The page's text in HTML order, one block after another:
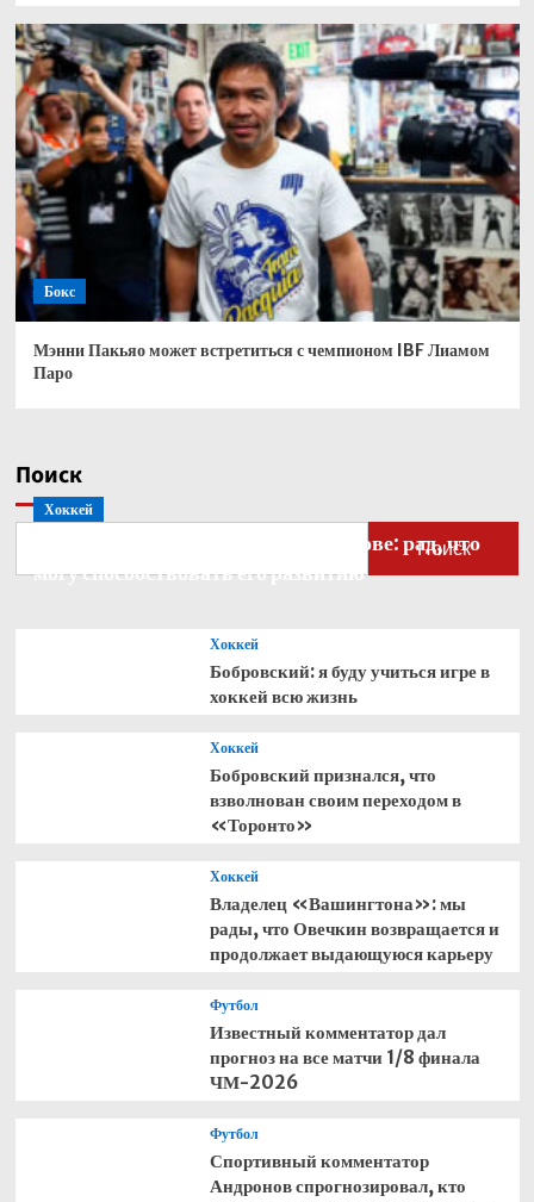
Бокс
Мэнни Пакьяо может встретиться с чемпионом IBF Лиамом
Паро
Поиск
Поиск
Хоккей
Бобровский — о голкипере Ахтямове: рад, что
могу способствовать его развитию
Хоккей
Бобровский: я буду учиться игре в
хоккей всю жизнь
Хоккей
Бобровский признался, что
взволнован своим переходом в
«Торонто»
Хоккей
Владелец «Вашингтона»: мы
рады, что Овечкин возвращается и
продолжает выдающуюся карьеру
Футбол
Известный комментатор дал
прогноз на все матчи 1/8 финала
ЧМ-2026
Футбол
Спортивный комментатор
Андронов спрогнозировал, кто